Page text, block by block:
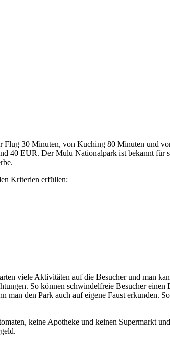
30 Minuten, von Kuching 80 Minuten und
40 EUR. Der Mulu Nationalpark ist bekannt für
Kriterien erfüllen:
viele Aktivitäten auf die Besucher und man
So können schwindelfreie Besucher
den Park auch auf eigene Faust erkunden.
keine Apotheke und keinen Supermarkt